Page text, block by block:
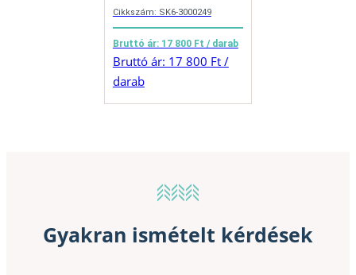
Cikkszám: SK6-3000249
Bruttó ár: 17 800 Ft / darab
Bruttó ár: 17 800 Ft /
darab
Gyakran ismételt kérdések